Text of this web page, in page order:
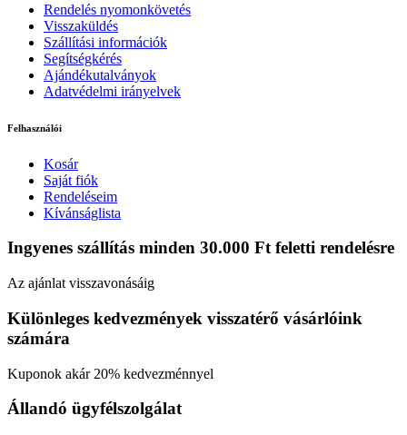
Rendelés nyomonkövetés
Visszaküldés
Szállítási információk
Segítségkérés
Ajándékutalványok
Adatvédelmi irányelvek
Felhasználói
Kosár
Saját fiók
Rendeléseim
Kívánságlista
Ingyenes szállítás minden 30.000 Ft feletti rendelésre
Az ajánlat visszavonásáig
Különleges kedvezmények visszatérő vásárlóink
számára
Kuponok akár 20% kedvezménnyel
Állandó ügyfélszolgálat